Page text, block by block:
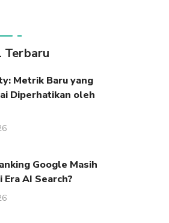
Metrik Baru yang
Diperhatikan oleh
Google Masih
AI Search?